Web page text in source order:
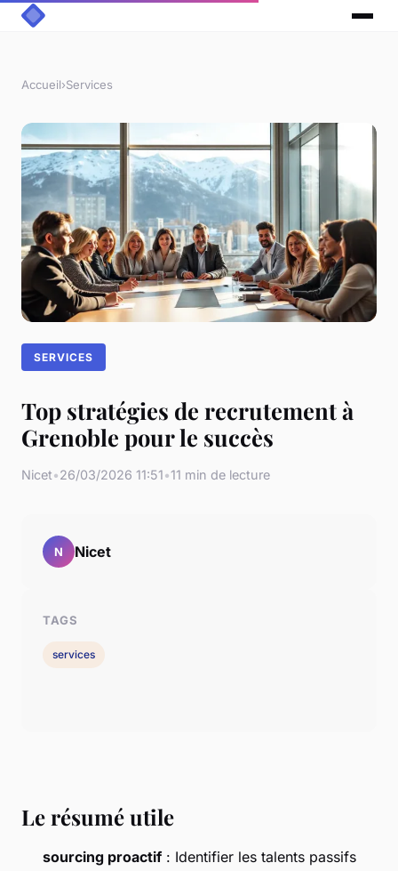
Accueil›Services
SERVICES
Top stratégies de recrutement à
Grenoble pour le succès
Nicet•26/03/2026 11:51•11 min de lecture
Le résumé utile
sourcing proactif: Identifier les talents passifs
N Nicet
TAGS
services